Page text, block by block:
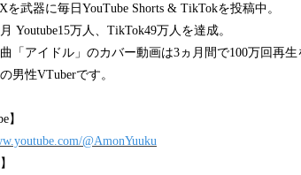
を武器に毎日YouTube Shorts & TikTokを投稿中。
Youtube15万人、TikTok49万人を達成。
「アイドル」のカバー動画は3ヵ月間で100万回再生
男性VTuberです。
】
@AmonYuuku